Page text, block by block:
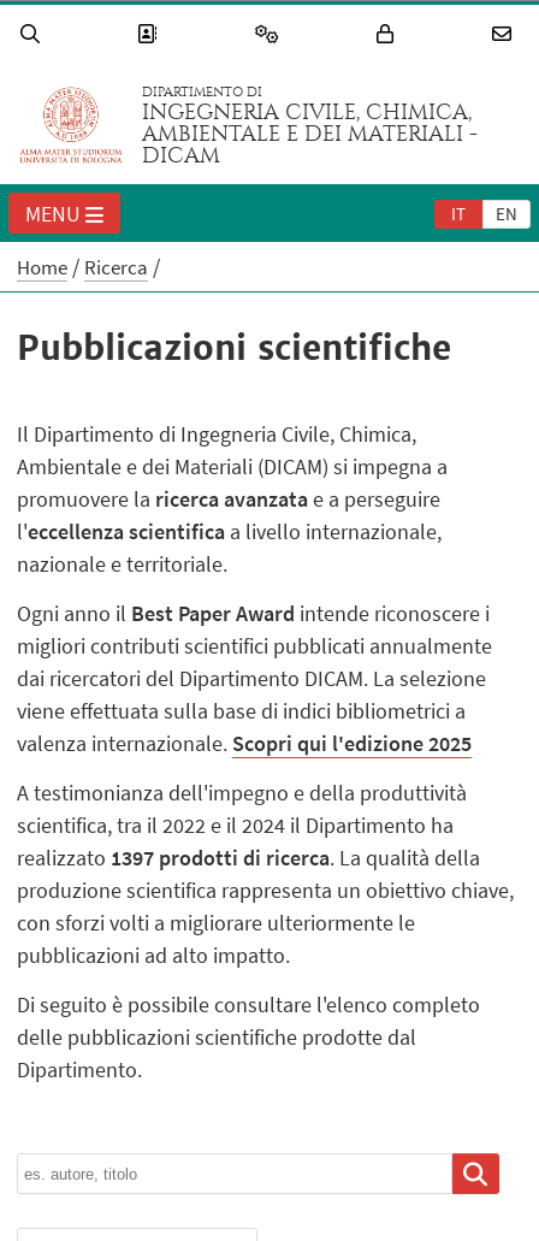
DIPARTIMENTO DI
INGEGNERIA CIVILE, CHIMICA,
AMBIENTALE E DEI MATERIALI -
DICAM
IT EN
MENU
Home Ricerca
Pubblicazioni scientifiche
Il Dipartimento di Ingegneria Civile, Chimica,
Ambientale e dei Materiali (DICAM) si impegna a
promuovere la ricerca avanzatae a perseguire
l'eccellenza scientifica a livello internazionale,
nazionale e territoriale.
Ogni anno il Best Paper Award intende riconoscere i
migliori contributi scientifici pubblicati annualmente
dai ricercatori del Dipartimento DICAM. La selezione
viene effettuata sulla base di indici bibliometrici a
valenza internazionale. Scopri qui l'edizione 2025
A testimonianza dell'impegno e della produttività
scientifica, tra il 2022 e il 2024 il Dipartimento ha
realizzato 1397 prodotti di ricerca. La qualità della
produzione scientifica rappresenta un obiettivo chiave,
con sforzi volti a migliorare ulteriormente le
pubblicazioni ad alto impatto.
Di seguito è possibile consultare l'elenco completo
delle pubblicazioni scientifiche prodotte dal
Dipartimento.